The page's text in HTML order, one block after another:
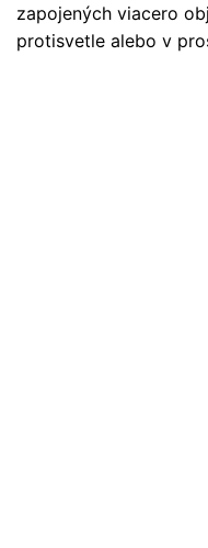
zapojených viacero
protisvetle alebo v